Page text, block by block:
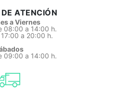
ATENCIÓN
a Viernes
08:00 a 14:00 h.
a 20:00 h.
09:00 a 14:00 h.